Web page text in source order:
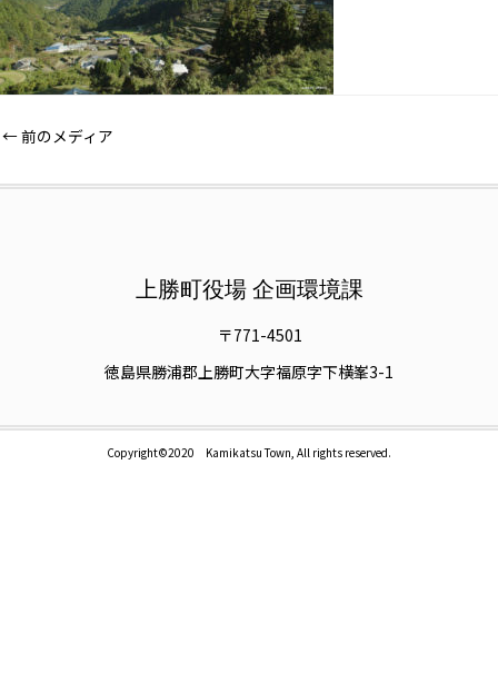
←前のメディア
上勝町役場 企画環境課
〒771-4501
徳島県勝浦郡上勝町大字福原字下横峯3-1
Copyright©2020 Kamikatsu Town, All rights reserved.